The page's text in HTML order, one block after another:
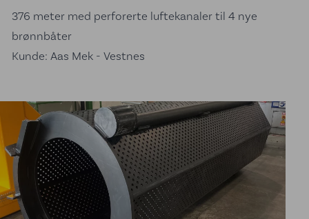
376 meter med perforerte luftekanaler til 4 nye
brønnbåter
Kunde: Aas Mek - Vestnes